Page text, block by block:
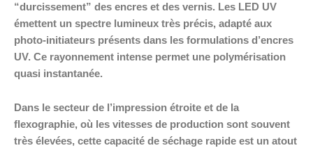
“durcissement” des encres et des vernis. Les LED UV
émettent un spectre lumineux très précis, adapté aux
photo-initiateurs présents dans les formulations d’encres
UV. Ce rayonnement intense permet une polymérisation
quasi instantanée.
Dans le secteur de l’impression étroite et de la
flexographie, où les vitesses de production sont souvent
très élevées, cette capacité de séchage rapide est un atout